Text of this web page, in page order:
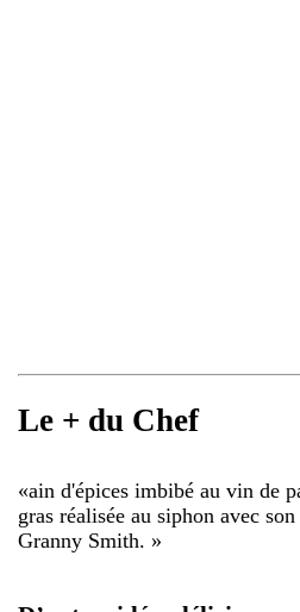
Le + du Chef
«ain d'épices imbibé au vin de
gras réalisée au siphon avec
Granny Smith. »